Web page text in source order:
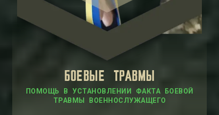
БОЕВЫЕ ТРАВМЫ
ПОМОЩЬ В УСТАНОВЛЕНИИ ФАКТА БОЕВОЙ
ТРАВМЫ ВОЕННОСЛУЖАЩЕГО